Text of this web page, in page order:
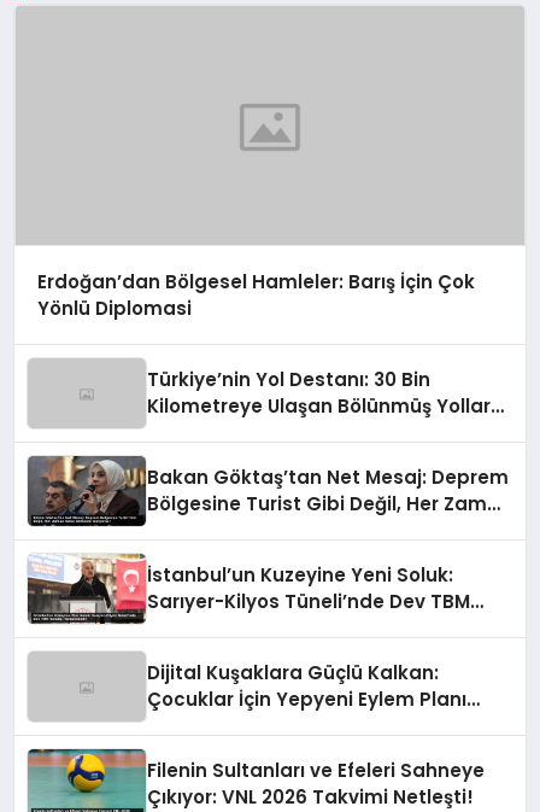
Erdoğan’dan Bölgesel Hamleler: Barış İçin Çok
Yönlü Diplomasi
Türkiye’nin Yol Destanı: 30 Bin
Kilometreye Ulaşan Bölünmüş Yollar
Bakan Göktaş’tan Net Mesaj: Deprem
Bölgesine Turist Gibi Değil, Her Zaman
İstanbul’un Kuzeyine Yeni Soluk:
Sarıyer-Kilyos Tüneli’nde Dev TBM
Dijital Kuşaklara Güçlü Kalkan:
Çocuklar İçin Yepyeni Eylem Planı
Filenin Sultanları ve Efeleri Sahneye
Çıkıyor: VNL 2026 Takvimi Netleşti!